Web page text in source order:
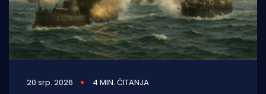
20 srp. 2026 4 MIN. ČITANJA